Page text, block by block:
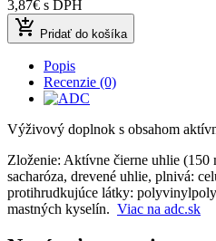
3,87€ s DPH
add_shopping_cart Pridať do košíka
Popis
Recenzie (0)
Výživový doplnok s obsahom
Zloženie: Aktívne čierne uhlie (150
sacharóza, drevené uhlie, plnivá:
protihrudkujúce látky:
mastných kyselín. Viac na adc.sk